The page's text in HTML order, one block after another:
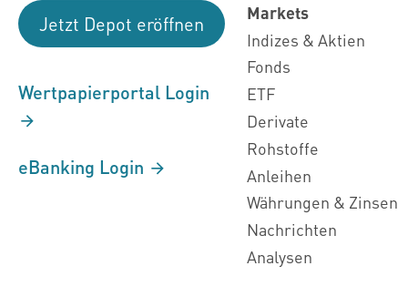
Jetzt Depot eröffnen
Wertpapierportal Login
eBanking Login
Markets
Indizes & Aktien
Fonds
ETF
Derivate
Rohstoffe
Anleihen
Währungen & Zinsen
Nachrichten
Analysen